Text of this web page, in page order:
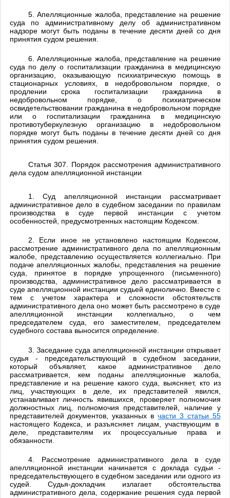
5. Апелляционные жалоба, представление на решение
суда по административному делу об административном
надзоре могут быть поданы в течение десяти дней со дня
принятия судом решения.
6. Апелляционные жалоба, представление на решение
суда по делу о госпитализации гражданина в медицинскую
организацию, оказывающую психиатрическую помощь в
стационарных условиях, в недобровольном порядке, о
продлении срока госпитализации гражданина в
недобровольном порядке, о психиатрическом
освидетельствовании гражданина в недобровольном порядке
или о госпитализации гражданина в медицинскую
противотуберкулезную организацию в недобровольном
порядке могут быть поданы в течение десяти дней со дня
принятия судом решения.
Статья 307. Порядок рассмотрения административного
дела судом апелляционной инстанции
1. Суд апелляционной инстанции рассматривает
административное дело в судебном заседании по правилам
производства в суде первой инстанции с учетом
особенностей, предусмотренных настоящим Кодексом.
2. Если иное не установлено настоящим Кодексом,
рассмотрение административного дела по апелляционным
жалобе, представлению осуществляется коллегиально. При
подаче апелляционных жалобы, представления на решение
суда, принятое в порядке упрощенного (письменного)
производства, административное дело рассматривается в
суде апелляционной инстанции судьей единолично. Вместе с
тем с учетом характера и сложности обстоятельств
административного дела оно может быть рассмотрено в суде
апелляционной инстанции коллегиально, о чем
председателем суда, его заместителем, председателем
судебного состава выносится определение.
3. Заседание суда апелляционной инстанции открывает
судья - председательствующий в судебном заседании,
который объявляет, какое административное дело
рассматривается, кем поданы апелляционные жалоба,
представление и на решение какого суда, выясняет, кто из
лиц, участвующих в деле, их представителей явился,
устанавливает личность явившихся, проверяет полномочия
должностных лиц, полномочия представителей, наличие у
представителей документов, указанных в части 3 статьи 55
настоящего Кодекса, и разъясняет лицам, участвующим в
деле, представителям их процессуальные права и
обязанности.
4. Рассмотрение административного дела в суде
апелляционной инстанции начинается с доклада судьи -
председательствующего в судебном заседании или одного из
судей. Судья-докладчик излагает обстоятельства
административного дела, содержание решения суда первой